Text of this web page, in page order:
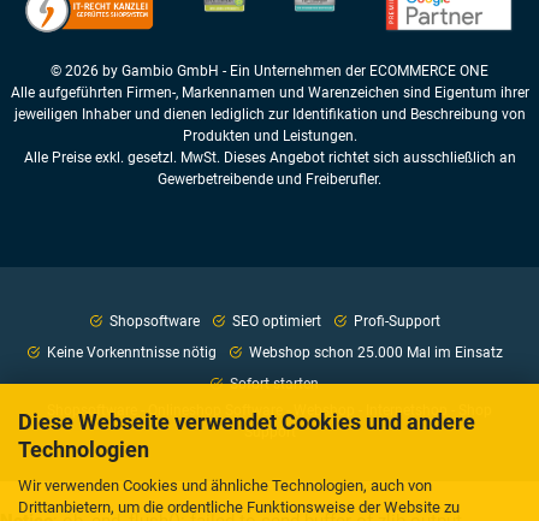
Diese Webseite verwendet Cookies und andere
Technologien
Wir verwenden Cookies und ähnliche Technologien, auch von
Drittanbietern, um die ordentliche Funktionsweise der Website zu
© 2026 by Gambio GmbH - Ein Unternehmen der ECOMMERCE ONE
Alle aufgeführten Firmen-, Markennamen und Warenzeichen sind Eigentum ihrer
jeweiligen Inhaber und dienen lediglich zur Identifikation und Beschreibung von
Produkten und Leistungen.
Alle Preise exkl. gesetzl. MwSt. Dieses Angebot richtet sich ausschließlich an
Gewerbetreibende und Freiberufler.
Shopsoftware SEO optimiert
Profi-Support
Keine Vorkenntnisse nötig
Webshop schon 25.000 Mal im Einsatz
Sofort starten
Shopsoftware - Onlineshop Software - Webshop - Internetshop - Shop
Support